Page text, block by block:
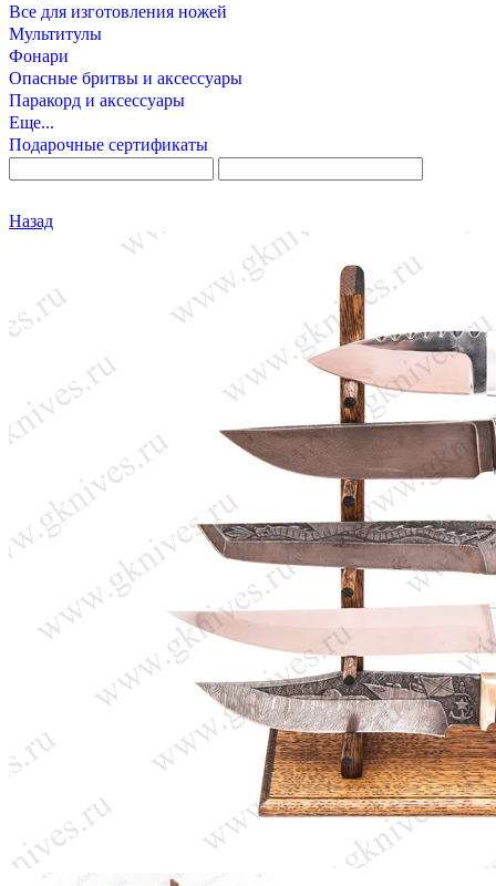
Все для изготовления ножей
Мультитулы
Фонари
Опасные бритвы и аксессуары
Паракорд и аксессуары
Еще...
Подарочные сертификаты
Назад